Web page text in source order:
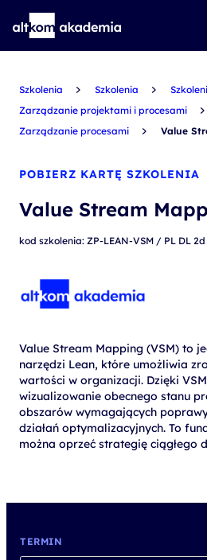
Szkolenia Szkolenia
Zarządzanie projektami i procesami
Zarządzanie procesami
Value
POBIERZ KARTĘ SZKOLENIA
Value Stream
kod szkolenia: ZP-LEAN-VSM / PL DL 2d
Value Stream Mapping (VSM) to
narzędzi Lean, które umożliwia
wartości w organizacji. Dzięki
wizualizowanie obecnego stanu
obszarów wymagających
działań optymalizacyjnych. To
można oprzeć strategię ciągłego
TERMIN